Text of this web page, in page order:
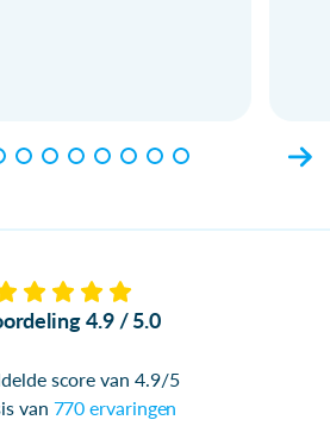
4.9 / 5.0
score van 4.9/5
van 770 ervaringen